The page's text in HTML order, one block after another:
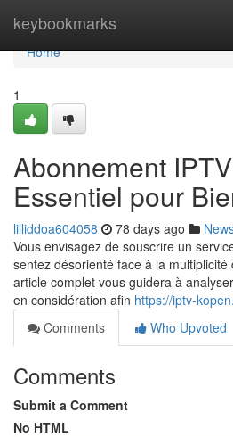
keybookmarks
Home
Home
1
Abonnement
Essentiel pour
lilliddoa604058 78 days ago
Vous envisagez de souscrire un
sentez désorienté face à la
article complet vous guidera à
en considération afin https://iptv-
Comments
Who Upvoted
Comments
Submit a Comment
No HTML